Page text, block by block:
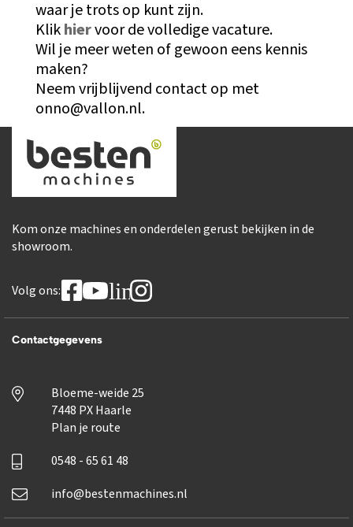
waar je trots op kunt zijn.
Klikhiervoor de volledige vacature.
Wil je meer weten of gewoon eens kennis
maken?
Neem vrijblijvend contact op met
onno@vallon.nl.
Kom onze machines en onderdelen gerust bekijken in de
showroom.
Volg ons: linkedin
Contactgegevens
Bloeme-weide 25
7448 PX Haarle
Plan je route
0548 - 65 61 48
info@bestenmachines.nl